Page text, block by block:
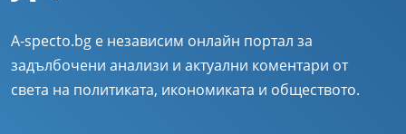
A-specto.bg е независим онлайн портал за
задълбочени анализи и актуални коментари от
света на политиката, икономиката и обществото.